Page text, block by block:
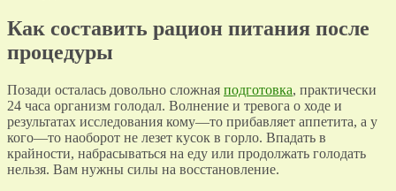
Как составить рацион питания после
процедуры
Позади осталась довольно сложная подготовка, практически
24 часа организм голодал. Волнение и тревога о ходе и
результатах исследования кому—то прибавляет аппетита, а у
кого—то наоборот не лезет кусок в горло. Впадать в
крайности, набрасываться на еду или продолжать голодать
нельзя. Вам нужны силы на восстановление.